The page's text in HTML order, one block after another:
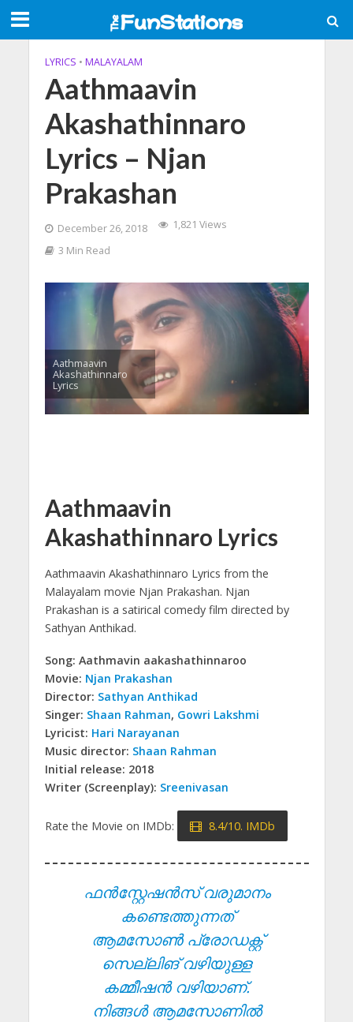
LYRICS • MALAYALAM
Aathmaavin
Akashathinnaro
Lyrics – Njan
Prakashan
December 26, 2018
1,821 Views
3 Min Read
Aathmaavin
Akashathinnaro
Lyrics
Aathmaavin
Akashathinnaro Lyrics
Aathmaavin Akashathinnaro Lyrics from the
Malayalam movie Njan Prakashan. Njan
Prakashan is a satirical comedy film directed by
Sathyan Anthikad.
Song: Aathmavin aakashathinnaroo
Movie: Njan Prakashan
Director: Sathyan Anthikad
Singer: Shaan Rahman, Gowri Lakshmi
Lyricist: Hari Narayanan
Music director: Shaan Rahman
Initial release: 2018
Writer (Screenplay): Sreenivasan
Rate the Movie on IMDb: 8.4/10. IMDb
ഫൻസ്റ്റേഷൻസ് വരുമാനം
കണ്ടെത്തുന്നത്
ആമസോൺ പ്രോഡക്റ്റ്
സെല്ലിങ് വഴിയുള്ള
കമ്മീഷൻ വഴിയാണ്.
നിങ്ങൾ ആമസോണിൽ